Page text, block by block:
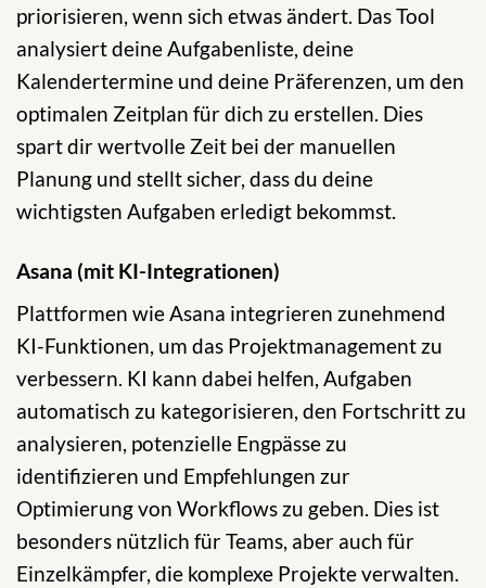
priorisieren, wenn sich etwas ändert. Das Tool
analysiert deine Aufgabenliste, deine
Kalendertermine und deine Präferenzen, um den
optimalen Zeitplan für dich zu erstellen. Dies
spart dir wertvolle Zeit bei der manuellen
Planung und stellt sicher, dass du deine
wichtigsten Aufgaben erledigt bekommst.
Asana (mit KI-Integrationen)
Plattformen wie Asana integrieren zunehmend
KI-Funktionen, um das Projektmanagement zu
verbessern. KI kann dabei helfen, Aufgaben
automatisch zu kategorisieren, den Fortschritt zu
analysieren, potenzielle Engpässe zu
identifizieren und Empfehlungen zur
Optimierung von Workflows zu geben. Dies ist
besonders nützlich für Teams, aber auch für
Einzelkämpfer, die komplexe Projekte verwalten.